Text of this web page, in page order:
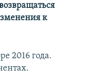
к
2016 года.